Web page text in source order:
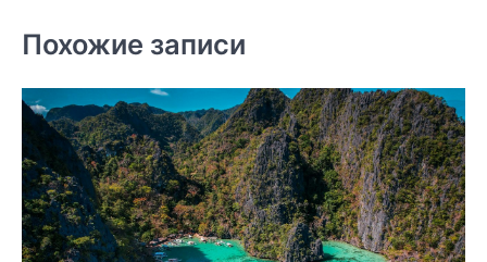
Похожие записи